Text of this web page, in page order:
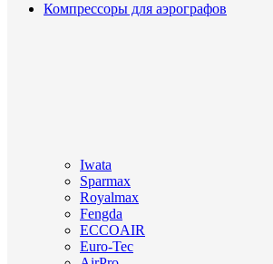
Компрессоры для аэрографов
Iwata
Sparmax
Royalmax
Fengda
ECCOAIR
Euro-Tec